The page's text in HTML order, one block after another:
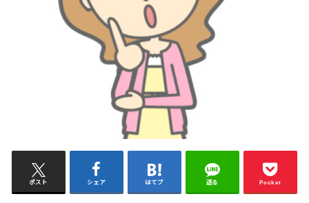
ポスト シェア はてブ 送る Pocket